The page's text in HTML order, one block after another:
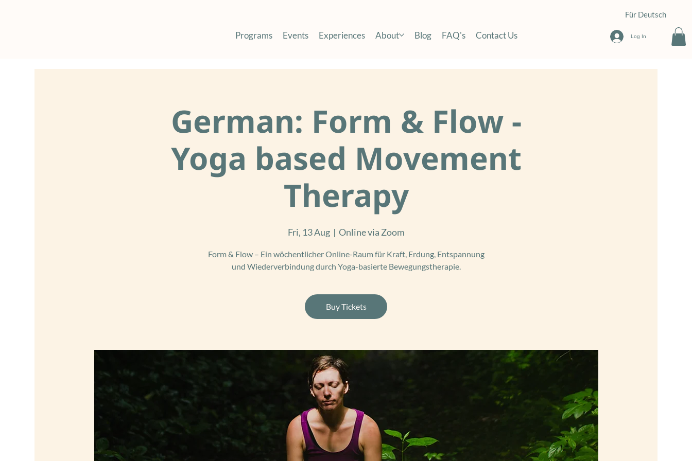
Programs Events Experiences About Blog FAQ's Contact Us Log In
Für Deutsch
German: Form & Flow -
Yoga based Movement
Therapy
Fri, 13 Aug
  |
Online via Zoom
Form & Flow – Ein wöchentlicher Online-Raum für Kraft, Erdung, Entspannung
und Wiederverbindung durch Yoga-basierte Bewegungstherapie.
Buy Tickets